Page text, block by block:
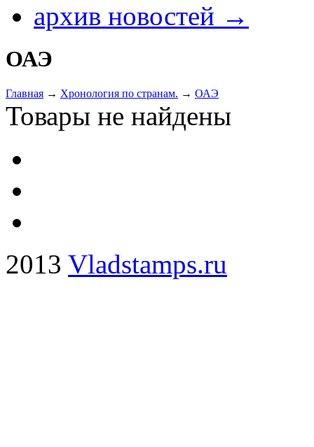
архив новостей →
ОАЭ
Главная → Хронология по странам. → ОАЭ
Товары не найдены
2013 Vladstamps.ru